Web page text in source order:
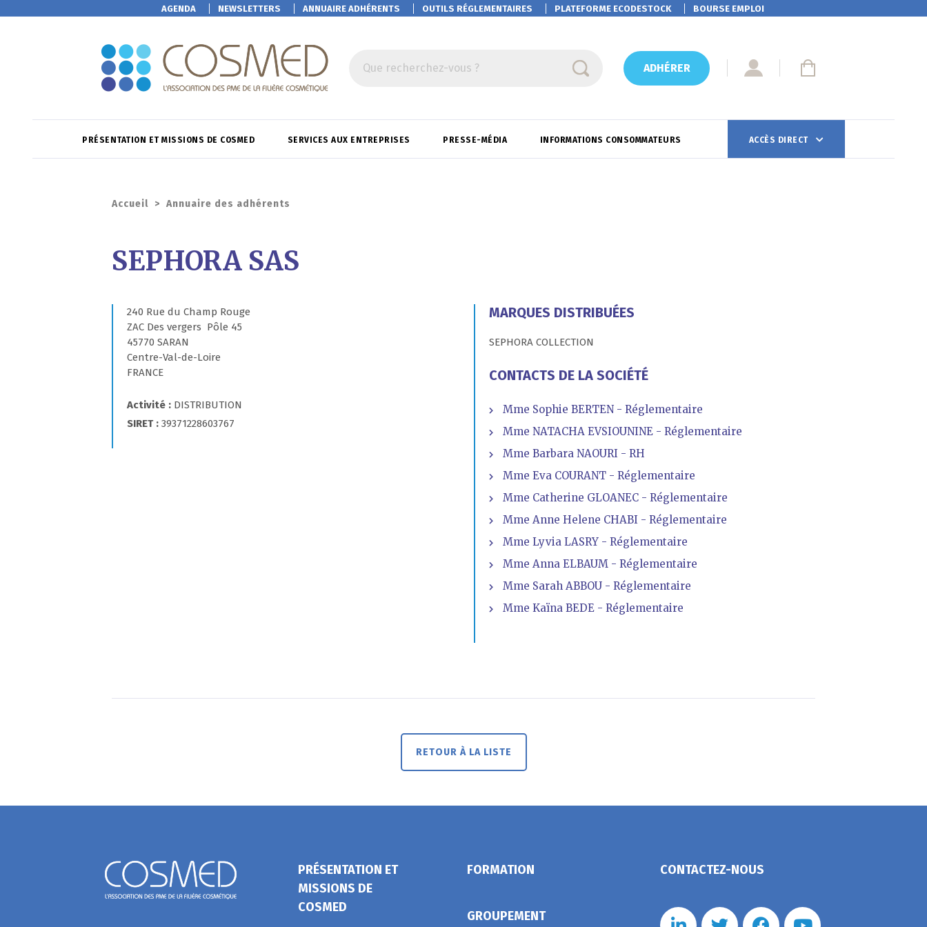
AGENDA NEWSLETTERS ANNUAIRE ADHÉRENTS OUTILS RÉGLEMENTAIRES PLATEFORMEECODESTOCK BOURSE EMPLOI
Que recherchez-vous ? ADHÉRER
PRÉSENTATION ET MISSIONS DE COSMED SERVICES AUX ENTREPRISES PRESSE-MÉDIA INFORMATIONS CONSOMMATEURS ACCÈS DIRECT
Accueil > Annuaire des adhérents
SEPHORA SAS
240 Rue du Champ Rouge
ZAC Des vergers  Pôle 45
45770 SARAN
Centre-Val-de-Loire
FRANCE
Activité
DISTRIBUTION
SIRET
39371228603767
MARQUES DISTRIBUÉES
SEPHORA COLLECTION
CONTACTS DE LA SOCIÉTÉ
Mme Sophie BERTEN - Réglementaire
Mme NATACHA EVSIOUNINE - Réglementaire
Mme Barbara NAOURI - RH
Mme Eva COURANT - Réglementaire
Mme Catherine GLOANEC - Réglementaire
Mme Anne Helene CHABI - Réglementaire
Mme Lyvia LASRY - Réglementaire
Mme Anna ELBAUM - Réglementaire
Mme Sarah ABBOU - Réglementaire
Mme Kaïna BEDE - Réglementaire
RETOUR À LA LISTE
PRÉSENTATION ET
MISSIONS DE
COSMED
FORMATION
GROUPEMENT
CONTACTEZ-NOUS